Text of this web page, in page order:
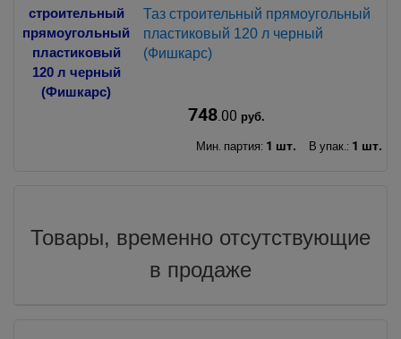
Таз строительный прямоугольный
пластиковый 120 л черный
(Фишкарс)
748.00 руб.
Мин. партия: 1 шт. В упак.: 1 шт.
Товары, временно отсутствующие
в продаже